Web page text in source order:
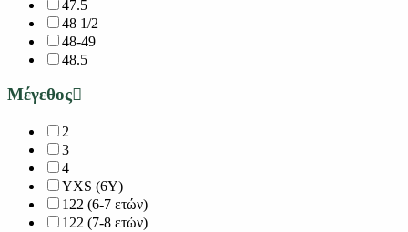
47.5
48 1/2
48-49
48.5
Μέγεθος
2
3
4
YXS (6Y)
122 (6-7 ετών)
122 (7-8 ετών)